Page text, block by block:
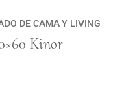
DE CAMA Y LIVING
Kinor